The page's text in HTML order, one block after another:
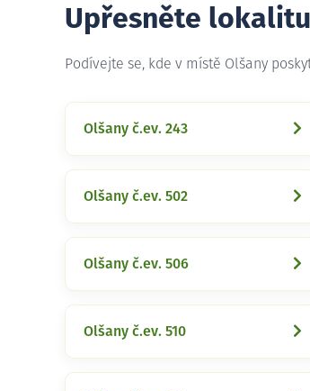
Upřesněte
Podívejte se, kde v místě Olšany
Olšany č.ev. 243
Olšany č.ev. 502
Olšany č.ev. 506
Olšany č.ev. 510